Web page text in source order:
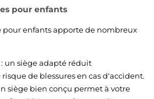
pour enfants
pour enfants apporte de nombreux
: un siège adapté réduit
de blessures en cas d'accident.
siège bien conçu permet à votre